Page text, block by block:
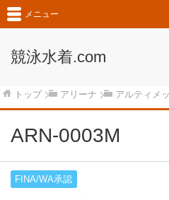
競泳水着.com
メニュー
トップ アリーナ アルティメ
ARN-0003M
FINA/WA承認